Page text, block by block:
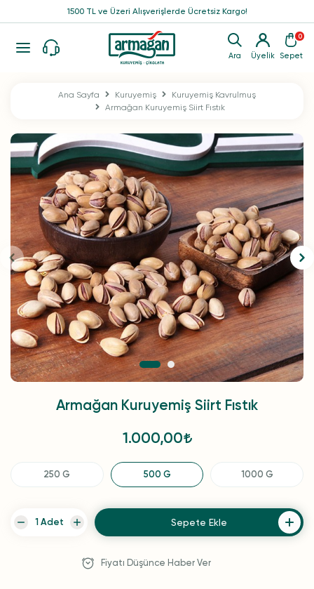
Ara Üyelik
0
Sepet
1500 TL ve Üzeri Alışverişlerde Ücretsiz Kargo!
Ana Sayfa Kuruyemiş
Kuruyemiş Kavrulmuş
Armağan Kuruyemiş Siirt Fıstık
Armağan Kuruyemiş Siirt Fıstık
1.000,00
250 G 500 G 1000 G
Sepete Ekle
Fiyatı Düşünce Haber Ver